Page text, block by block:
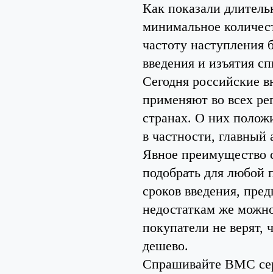
Как показали
минимальное
частоту наступления
введения и изъятия
Сегодня российские
применяют во всех
странах. О них
в частности,
Явное преимущество
подобрать для любой
сроков введения,
недостаткам же
покупатели не верят,
дешево.
Спрашивайте ВМС